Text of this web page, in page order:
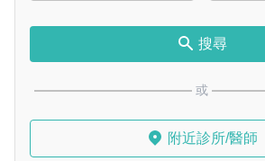
搜尋
或
附近診所/醫師